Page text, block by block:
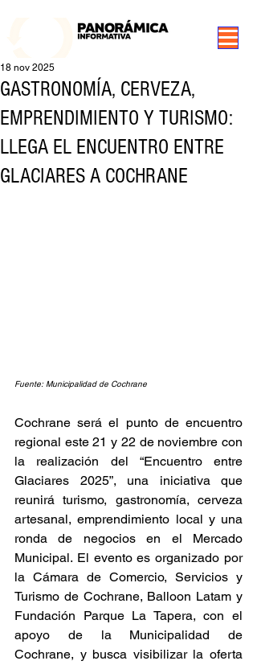
GASTRONOMÍA, CERVEZA,
EMPRENDIMIENTO Y TURISMO:
LLEGA EL ENCUENTRO ENTRE
GLACIARES A COCHRANE
18 nov 2025
Fuente: Municipalidad de Cochrane
Cochrane será el punto de encuentro
regional este 21 y 22 de noviembre con
la realización del “Encuentro entre
Glaciares 2025”, una iniciativa que
reunirá turismo, gastronomía, cerveza
artesanal, emprendimiento local y una
ronda de negocios en el Mercado
Municipal. El evento es organizado por
la Cámara de Comercio, Servicios y
Turismo de Cochrane, Balloon Latam y
Fundación Parque La Tapera, con el
apoyo de la Municipalidad de
Cochrane, y busca visibilizar la oferta